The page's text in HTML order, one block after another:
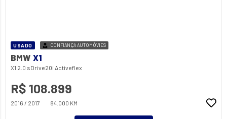
USADO CONFIANÇA AUTOMÓVIES
BMW X1
X1 2.0 sDrive20i Activeflex
R$ 108.899
2016 / 2017 84.000 KM